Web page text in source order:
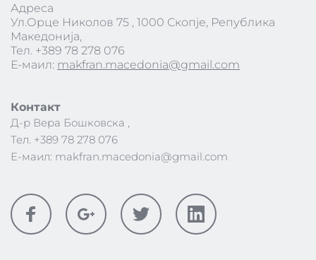
Адреса
Ул.Орце Николов 75 , 1000 Скопје, Република
Македонија,
Тел. +389 78 278 076
Е-маил: makfran.macedonia@gmail.com
Контакт
Д-р Вера Бошковска ,
Тел. +389 78 278 076
Е-маил: makfran.macedonia@gmail.com